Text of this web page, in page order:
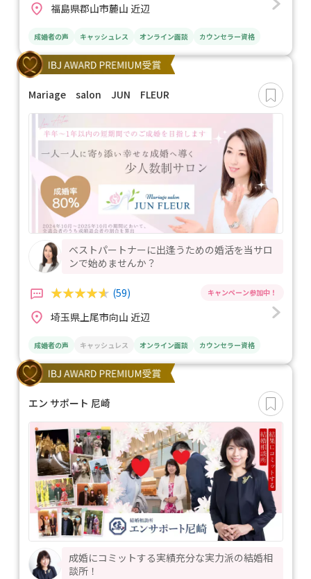
福島県郡山市麓山 近辺
成婚者の声 キャッシュレス オンライン面談 カウンセラー資格
Mariage salon JUN FLEUR
ベストパートナーに出逢うための婚活を当サロ
ンで始めませんか？
(59)
埼玉県上尾市向山 近辺
成婚者の声 キャッシュレス オンライン面談 カウンセラー資格
エン サポート 尼崎
成婚にコミットする実績充分な実力派の結婚相
談所！